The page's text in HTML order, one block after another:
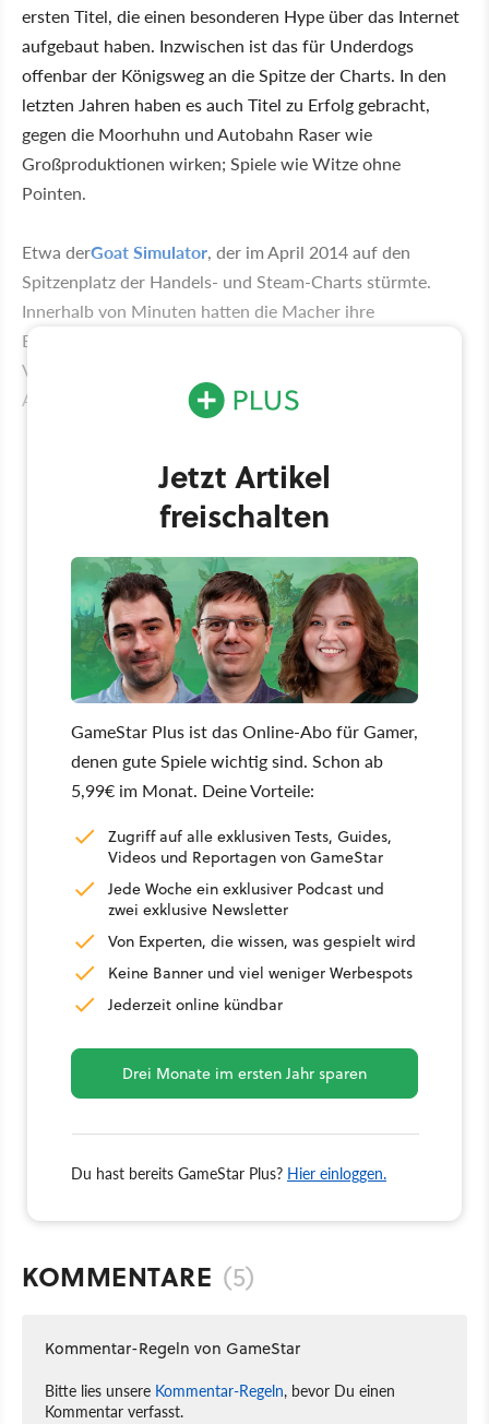
ersten Titel, die einen besonderen Hype über das Internet
aufgebaut haben. Inzwischen ist das für Underdogs
offenbar der Königsweg an die Spitze der Charts. In den
letzten Jahren haben es auch Titel zu Erfolg gebracht,
gegen die Moorhuhn und Autobahn Raser wie
Großproduktionen wirken; Spiele wie Witze ohne
Pointen.
Etwa derGoat Simulator, der im April 2014 auf den
Spitzenplatz der Handels- und Steam-Charts stürmte.
Innerhalb von Minuten hatten die Macher ihre
Entwicklungskosten eingespielt. Inzwischen hat die PC-
Version eine Million Käufer gefunden, auf iOS und
Android haben über 100.000 Ziegenfreunde zugegriffen.
Jetzt Artikel
freischalten
GameStar Plus ist das Online-Abo für Gamer,
denen gute Spiele wichtig sind. Schon ab
5,99€ im Monat. Deine Vorteile:
Zugriff auf alle exklusiven Tests, Guides,
Videos und Reportagen von GameStar
Jede Woche ein exklusiver Podcast und
zwei exklusive Newsletter
Von Experten, die wissen, was gespielt wird
Keine Banner und viel weniger Werbespots
Jederzeit online kündbar
Drei Monate im ersten Jahr sparen
Du hast bereits GameStar Plus? Hier einloggen.
KOMMENTARE (5)
Kommentar-Regeln von GameStar
Bitte lies unsere Kommentar-Regeln, bevor Du einen
Kommentar verfasst.